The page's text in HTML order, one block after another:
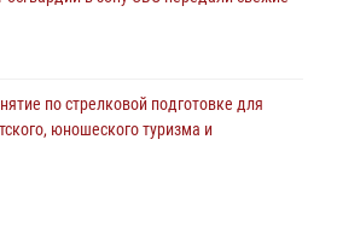
по стрелковой подготовке для
юношеского туризма и